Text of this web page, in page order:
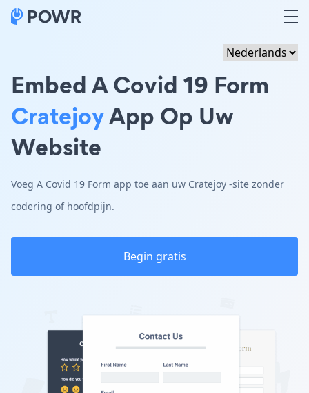
Embed A Covid 19 Form
CratejoyApp Op Uw
Website
Voeg A Covid 19 Form app toe aan uw Cratejoy -site zonder
codering of hoofdpijn.
Begin gratis